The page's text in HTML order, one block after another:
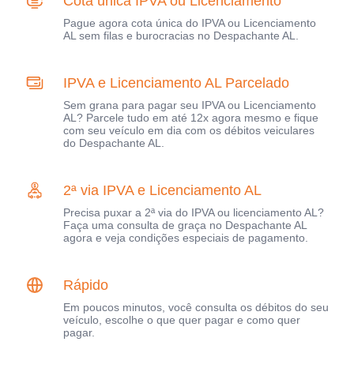
Pague agora cota única do IPVA ou Licenciamento
AL sem filas e burocracias no Despachante AL.
IPVA e Licenciamento AL Parcelado
Sem grana para pagar seu IPVA ou Licenciamento
AL? Parcele tudo em até 12x agora mesmo e fique
com seu veículo em dia com os débitos veiculares
do Despachante AL.
2ª via IPVA e Licenciamento AL
Precisa puxar a 2ª via do IPVA ou licenciamento AL?
Faça uma consulta de graça no Despachante AL
agora e veja condições especiais de pagamento.
Rápido
Em poucos minutos, você consulta os débitos do seu
veículo, escolhe o que quer pagar e como quer
pagar.